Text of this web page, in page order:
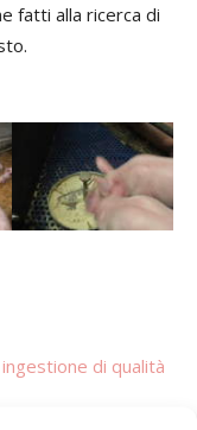
fatti alla ricerca di
di qualità